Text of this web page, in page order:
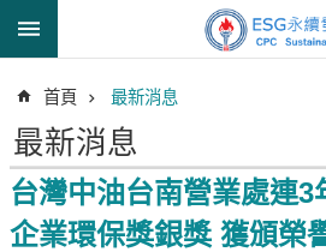
跳到主要內容區塊
階
搜
尋
首頁 最新消息
最新消息
台灣中油台南營業處連3
企業環保獎銀獎 獲頒榮